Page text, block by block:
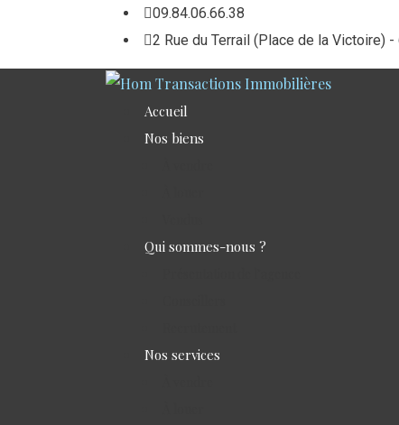
09.84.06.66.38
2 Rue du Terrail (Place de la Victoire) -
Accueil
Nos biens
Qui sommes-nous ?
Nos services